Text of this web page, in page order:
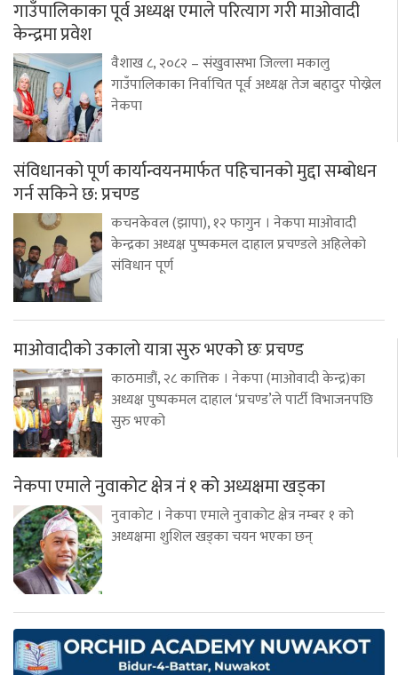
गाउँपालिकाका पूर्व अध्यक्ष एमाले परित्याग गरी माओवादी
केन्द्रमा प्रवेश
वैशाख ८, २०८२ – संखुवासभा जिल्ला मकालु
गाउँपालिकाका निर्वाचित पूर्व अध्यक्ष तेज बहादुर पोख्रेल
नेकपा
संविधानको पूर्ण कार्यान्वयनमार्फत पहिचानको मुद्दा सम्बोधन
गर्न सकिने छ: प्रचण्ड
कचनकेवल (झापा), १२ फागुन । नेकपा माओवादी
केन्द्रका अध्यक्ष पुष्पकमल दाहाल प्रचण्डले अहिलेको
संविधान पूर्ण
माओवादीको उकालो यात्रा सुरु भएको छः प्रचण्ड
काठमाडौं, २८ कात्तिक । नेकपा (माओवादी केन्द्र)का
अध्यक्ष पुष्पकमल दाहाल ‘प्रचण्ड’ले पार्टी विभाजनपछि
सुरु भएको
नेकपा एमाले नुवाकोट क्षेत्र नं १ को अध्यक्षमा खड्का
नुवाकोट । नेकपा एमाले नुवाकोट क्षेत्र नम्बर १ को
अध्यक्षमा शुशिल खड्का चयन भएका छन्